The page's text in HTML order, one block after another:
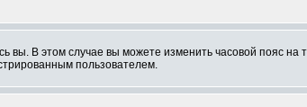
В этом случае вы можете изменить часовой пояс на
пользователем.